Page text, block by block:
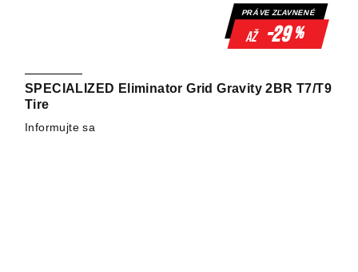
PRÁVE ZĽAVNENÉ
až -29%
SPECIALIZED Eliminator Grid Gravity 2BR T7/T9
Tire
Informujte sa